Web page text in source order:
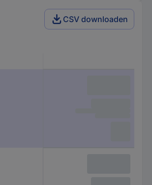
CSV downloaden